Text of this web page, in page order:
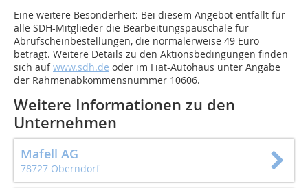
Eine weitere Besonderheit: Bei diesem Angebot entfällt für
alle SDH-Mitglieder die Bearbeitungspauschale für
Abrufscheinbestellungen, die normalerweise 49 Euro
beträgt. Weitere Details zu den Aktionsbedingungen finden
sich aufwww.sdh.de oder im Fiat-Autohaus unter Angabe
der Rahmenabkommensnummer 10606.
Weitere Informationen zu den
Unternehmen
Mafell AG
78727 Oberndorf